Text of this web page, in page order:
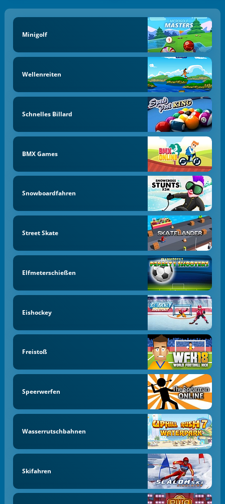
Minigolf
Wellenreiten
Schnelles Billard
BMX Games
Snowboardfahren
Street Skate
Elfmeterschießen
Eishockey
Freistoß
Speerwerfen
Wasserrutschbahnen
Skifahren